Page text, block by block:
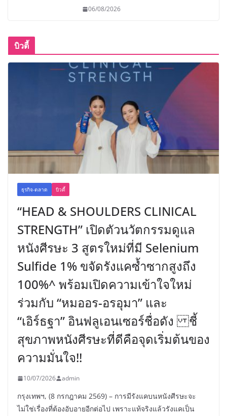
06/08/2026
บิวตี้
ธุรกิจ-ตลาด บิวตี้
“HEAD & SHOULDERS CLINICAL
STRENGTH” เปิดตัวนวัตกรรมดูแล
หนังศีรษะ 3 สูตรใหม่ที่มี Selenium
Sulfide 1% ขจัดรังแคซ้ำซากสูงถึง
100%^ พร้อมเปิดความเข้าใจใหม่
ร่วมกับ “หมออร-อรอุมา” และ
“เอิร์ธฐา” อินฟลูเอนเซอร์ชื่อดัง ชี้
สุขภาพหนังศีรษะที่ดีคือจุดเริ่มต้นของ
ความมั่นใจ!!
10/07/2026 admin
กรุงเทพฯ, (8 กรกฎาคม 2569) – การมีรังแคบนหนังศีรษะจะ
ไม่ใช่เรื่องที่ต้องอับอายอีกต่อไป เพราะแท้จริงแล้วรังแคเป็น